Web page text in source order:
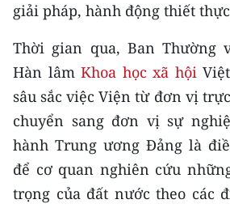
Video
Media Chính trị
Media Kinh tế
Media Văn hóa
Media Xã hội
Media Pháp luật
giải pháp, hành động thiết
Thời gian qua, Ban Thường
Hàn lâmKhoa học xã hội
sâu sắc việc Viện từ đơn vị
chuyển sang đơn vị sự
hành Trung ương Đảng là
để cơ quan nghiên cứu
trọng của đất nước theo các